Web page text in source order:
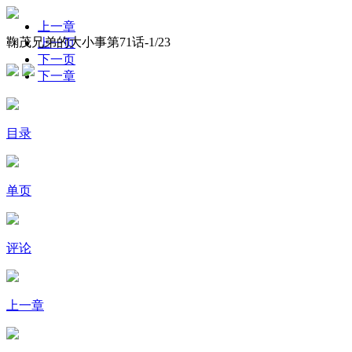
鞠茂兄弟的大小事第71话-1/23
上一章
上一页
下一页
下一章
目录
单页
评论
上一章